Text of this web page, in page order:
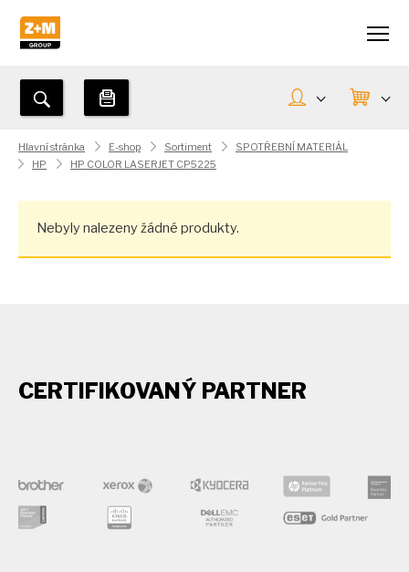
Hlavní stránka E-shop Sortiment
SPOTŘEBNÍ MATERIÁL
HP
HP COLOR LASERJET CP5225
Nebyly nalezeny žádné produkty.
CERTIFIKOVANÝ PARTNER